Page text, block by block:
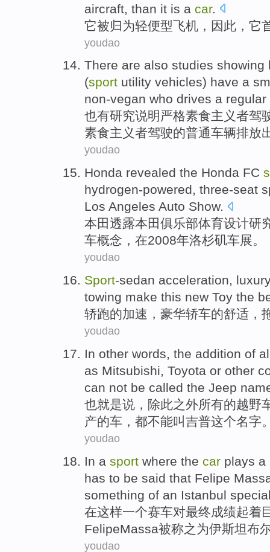
aircraft , than it is a car.
它被归为轻便型飞机 ， 因此 ，它
youdao
There are also studies showing
(sport utility vehicles) have a
non-vegan who drives a regular
也有研究说明 严格素食主义者驾
素食主义者驾驶的普通车辆排放
youdao
Honda revealed the Honda FC
hydrogen-powered, three-seat
Los Angeles Auto Show.
本田透露本田俱乐部体育设计研
车概念 ， 在2008年洛杉矶车展。
youdao
Sport-sedan acceleration,
towing make this new Toy the
轿跑的加速 ， 豪华轿车的舒适 ，
youdao
In other words, the addition of
as Mitsubishi, Toyota or other
can not be called the Jeep
也就是说 ， 除此之外所有的越野
产的车 ， 都不能叫吉普这个名字
youdao
In a sport where the car plays a
has to be said that Felipe
something of an Istanbul
在这样一个赛车对最终成绩起着
FelipeMassa被称之为伊斯坦布
youdao